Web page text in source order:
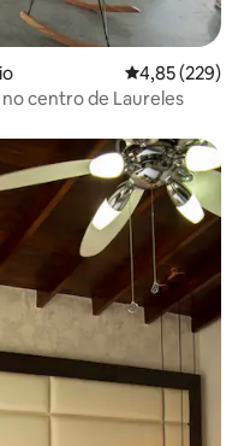
4,85 de uma
4,85 (229)
centro de Laureles